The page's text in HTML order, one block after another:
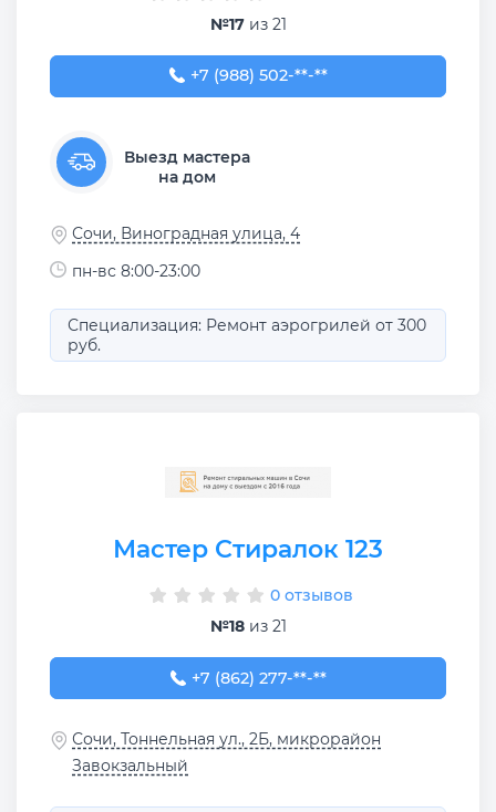
№17из 21
+7 (988) 502-99-57
+7 (988) 502-**-**
Выезд мастера
на дом
Сочи, Виноградная улица, 4
пн-вс 8:00-23:00
Специализация: Ремонт аэрогрилей от 300
руб.
Мастер Стиралок 123
0 отзывов
№18из 21
+7 (862) 277-72-61
+7 (862) 277-**-**
Сочи, Тоннельная ул., 2Б, микрорайон
Завокзальный